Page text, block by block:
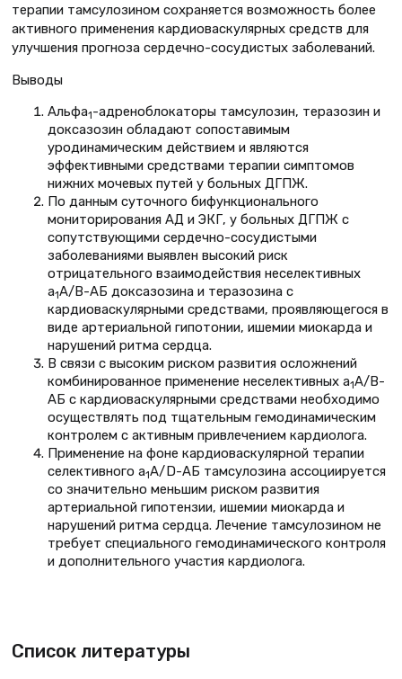
терапии тамсулозином сохраняется возможность более
активного применения кардиоваскулярных средств для
улучшения прогноза сердечно-сосудистых заболеваний.
Выводы
Альфа1 -адреноблокаторы тамсулозин, теразозин и
доксазозин обладают сопоставимым
уродинамическим действием и являются
эффективными средствами терапии симптомов
нижних мочевых путей у больных ДГПЖ.
По данным суточного бифункционального
мониторирования АД и ЭКГ, у больных ДГПЖ с
сопутствующими сердечно-сосудистыми
заболеваниями выявлен высокий риск
отрицательного взаимодействия неселективных
a1А/В-АБ доксазозина и теразозина с
кардиоваскулярными средствами, проявляющегося в
виде артериальной гипотонии, ишемии миокарда и
нарушений ритма сердца.
В связи с высоким риском развития осложнений
комбинированное применение неселективных a1А/В-
АБ с кардиоваскулярными средствами необходимо
осуществлять под тщательным гемодинамическим
контролем с активным привлечением кардиолога.
Применение на фоне кардиоваскулярной терапии
селективного a1A/D-АБ тамсулозина ассоциируется
со значительно меньшим риском развития
артериальной гипотензии, ишемии миокарда и
нарушений ритма сердца. Лечение тамсулозином не
требует специального гемодинамического контроля
и дополнительного участия кардиолога.
Список литературы